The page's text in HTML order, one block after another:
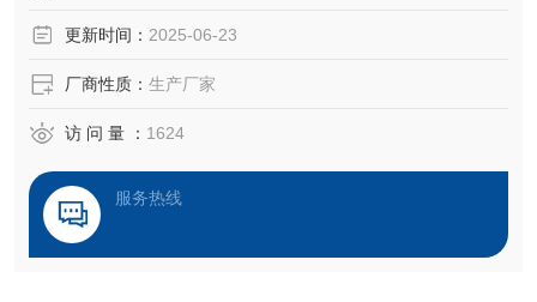
更新时间： 2025-06-23
厂商性质： 生产厂家
访 问 量 ： 1624
服务热线